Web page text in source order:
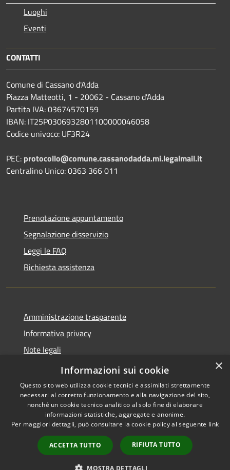
Luoghi
Eventi
CONTATTI
Comune di Cassano d'Adda
Piazza Matteotti, 1 - 20062 - Cassano d'Adda
Partita IVA: 03674570159
IBAN: IT25P0306932801100000046058
Codice univoco: UF3R24
PEC: protocollo@comune.cassanodadda.mi.legalmail.it
Centralino Unico: 0363 366 011
Prenotazione appuntamento
Segnalazione disservizio
Leggi le FAQ
Richiesta assistenza
Amministrazione trasparente
Informativa privacy
Note legali
Dichiarazione di accessibilità
Accessibilità
Copyright © 2026 • Comune di
Cassano d'Adda • Powered by
Municipium•
Accesso
redazione
×
Informazioni sui cookie
Questo sito web utilizza cookie tecnici e assimilati strettamente
necessari al corretto funzionamento e alla navigazione del sito,
nonché un cookie tecnico analitico al solo fine di elaborare
informazioni statistiche, aggregate e anonime.
Per maggiori dettagli, può consultare la cookie policy al seguente link
ACCETTA TUTTO RIFIUTA TUTTO
MOSTRA DETTAGLI